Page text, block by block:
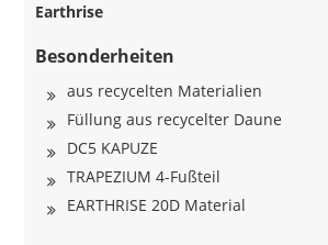
Earthrise
Besonderheiten
aus recycelten Materialien
Füllung aus recycelter Daune
DC5 KAPUZE
TRAPEZIUM 4-Fußteil
EARTHRISE 20D Material